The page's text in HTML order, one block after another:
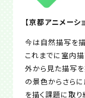
【京都アニメー
今は自然描写を描
これまでに室内
外から見た描写
の景色からさら
を描く課題に取り